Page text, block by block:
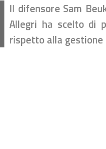
Il difensore Sam
Allegri ha scelto di
rispetto alla gestione